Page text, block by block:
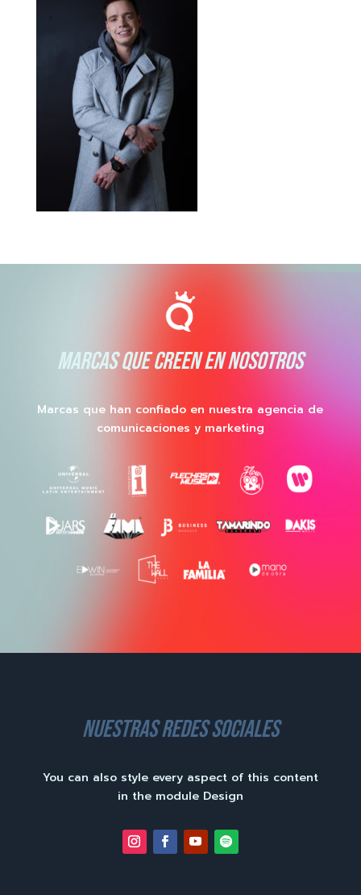
MARCAS QUE CREEN EN NOSOTROS
Marcas que han confiado en nuestra agencia de
comunicaciones y marketing
nuestras redes sociales
You can also style every aspect of this content
in the module Design